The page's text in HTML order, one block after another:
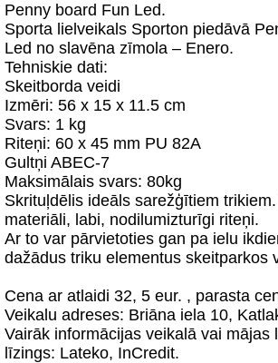
Penny board Fun Led.
Sporta lielveikals Sporton piedāvā
Led no slavēna zīmola – Enero.
Tehniskie dati:
Skeitborda veidi
Izmēri: 56 x 15 x 11.5 cm
Svars: 1 kg
Riteņi: 60 x 45 mm PU 82A
Gultņi ABEC-7
Maksimālais svars: 80kg
Skrituļdēlis ideāls sarežģītiem
materiāli, labi, nodilumizturīgi riteņi.
Ar to var pārvietoties gan pa ielu
dažādus triku elementus skeitparkos
Cena ar atlaidi 32, 5 eur. , parasta
Veikalu adreses: Briāna iela 10,
Vairāk informācijas veikalā vai mājas
līzings: Lateko, InCredit.